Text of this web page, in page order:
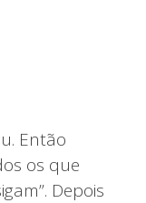
Então
os que
Depois